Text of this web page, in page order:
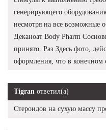
генерирующего
несмотря на все возможные
Деканоат Body Pharm
принято. Раз Здесь фото,
оформления, что в конечном
Tigran ответил(а)
Стероидов на сухую массу